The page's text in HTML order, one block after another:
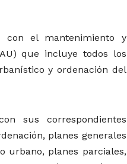
con el mantenimiento y
que incluye todos los
y ordenación del
sus correspondientes
planes generales
urbano, planes parciales,